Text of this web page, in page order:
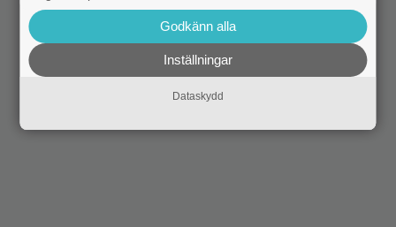
Godkänn alla
Inställningar
Dataskydd